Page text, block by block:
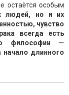
остаётся особым
людей, но и их
чувство
всегда есть
философии —
начало длинного